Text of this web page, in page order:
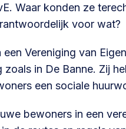
Waar konden ze
voor wat?
Vereniging van
in De Banne. Zij
een sociale
bewoners in een